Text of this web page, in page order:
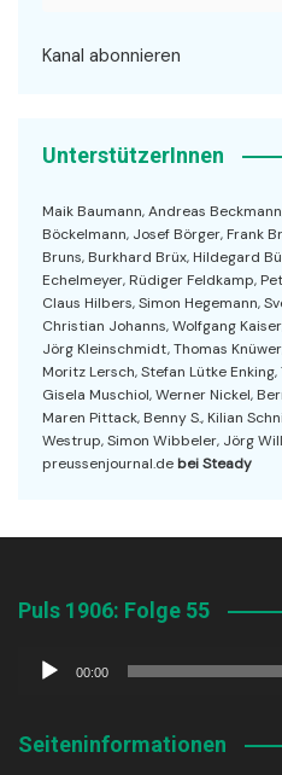
Kanal abonnieren
UnterstützerInnen
Maik Baumann, Andreas
Böckelmann, Josef Börger, Frank
Bruns, Burkhard Brüx, Hildegard
Echelmeyer, Rüdiger Feldkamp,
Claus Hilbers, Simon Hegemann,
Christian Johanns, Wolfgang
Jörg Kleinschmidt, Thomas
Moritz Lersch, Stefan Lütke
Gisela Muschiol, Werner Nickel,
Maren Pittack, Benny S., Kilian
Westrup, Simon Wibbeler, Jörg
preussenjournal.de bei Steady
Puls 1906: Folge 55
Audio-
00:00
Seiteninformationen